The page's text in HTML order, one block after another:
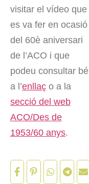
visitar el vídeo que
es va fer en ocasió
del 60è aniversari
de l’ACO i que
podeu consultar bé
a l’enllaç o a la
secció del web
ACO/Des de
1953/60 anys.